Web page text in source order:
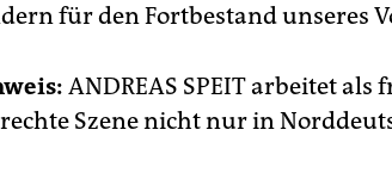
für den Fortbestand unseres
ANDREAS SPEIT arbeitet
Szene nicht nur in